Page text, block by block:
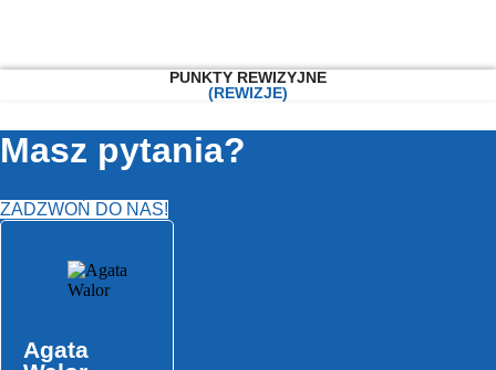
PUNKTY REWIZYJNE
(REWIZJE)
Masz pytania?
ZADZWOŃ DO NAS!
Agata